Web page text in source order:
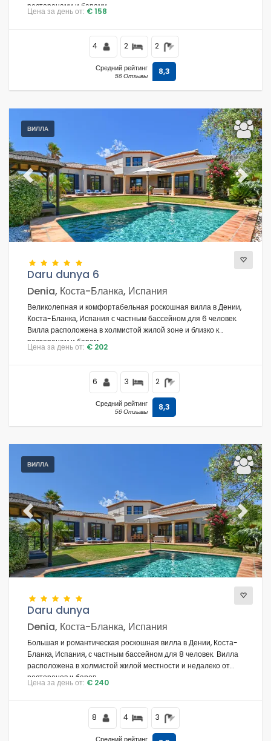
Комфорт
Услуги
Виды
Дополнительные категории
ресторанами и барами.
Цена за день от: € 158
4 2 2
Средний рейтинг
56 Отзывы 8,3
ВИЛЛА
Previous Next
Daru dunya 6
Denia, Коста-Бланка, Испания
Великолепная и комфортабельная роскошная вилла в Дении,
Коста-Бланка, Испания с частным бассейном для 6 человек.
Вилла расположена в холмистой жилой зоне и близко к
ресторанам и барам.
Цена за день от: € 202
6 3 2
Средний рейтинг
56 Отзывы 8,3
ВИЛЛА
Previous Next
Daru dunya
Denia, Коста-Бланка, Испания
Большая и романтическая роскошная вилла в Дении, Коста-
Бланка, Испания, с частным бассейном для 8 человек. Вилла
расположена в холмистой жилой местности и недалеко от
ресторанов и баров.
Цена за день от: € 240
8 4 3